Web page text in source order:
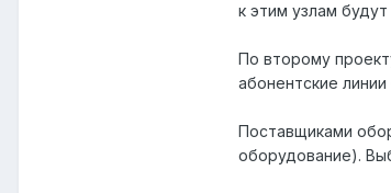
к этим узлам
По второму
абонентские
Поставщиками
оборудование).